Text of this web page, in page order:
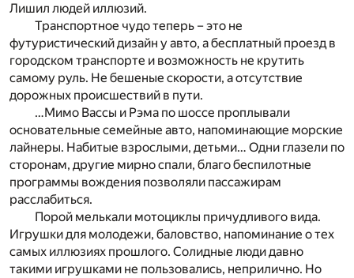
Лишил людей иллюзий.
Транспортное чудо теперь – это не
футуристический дизайн у авто, а бесплатный проезд в
городском транспорте и возможность не крутить
самому руль. Не бешеные скорости, а отсутствие
дорожных происшествий в пути.
…Мимо Вассы и Рэма по шоссе проплывали
основательные семейные авто, напоминающие морские
лайнеры. Набитые взрослыми, детьми… Одни глазели по
сторонам, другие мирно спали, благо беспилотные
программы вождения позволяли пассажирам
расслабиться.
Порой мелькали мотоциклы причудливого вида.
Игрушки для молодежи, баловство, напоминание о тех
самых иллюзиях прошлого. Солидные люди давно
такими игрушками не пользовались, неприлично. Но